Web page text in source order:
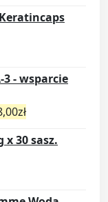
3 - wsparcie
zł
30 sasz.